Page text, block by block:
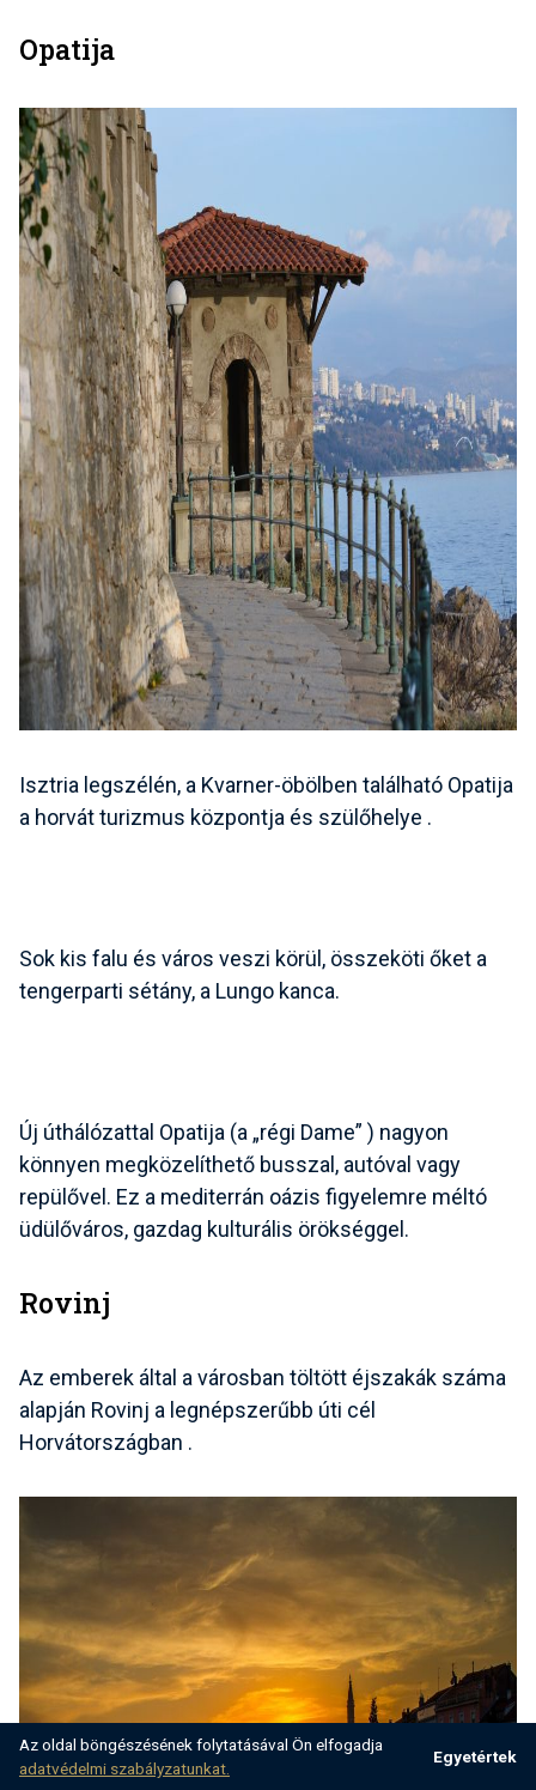
Opatija
Isztria legszélén, a Kvarner-öbölben található Opatija
a horvát turizmus központja és szülőhelye .
Sok kis falu és város veszi körül, összeköti őket a
tengerparti sétány, a Lungo kanca.
Új úthálózattal Opatija (a „régi Dame” ) nagyon
könnyen megközelíthető busszal, autóval vagy
repülővel. Ez a mediterrán oázis figyelemre méltó
üdülőváros, gazdag kulturális örökséggel.
Rovinj
Az emberek által a városban töltött éjszakák száma
alapján Rovinj a legnépszerűbb úti cél
Horvátországban .
Az oldal böngészésének folytatásával Ön elfogadja
adatvédelmi szabályzatunkat.
Egyetértek